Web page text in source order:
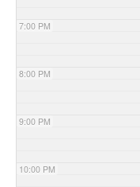
7:00 PM
8:00 PM
9:00 PM
10:00 PM